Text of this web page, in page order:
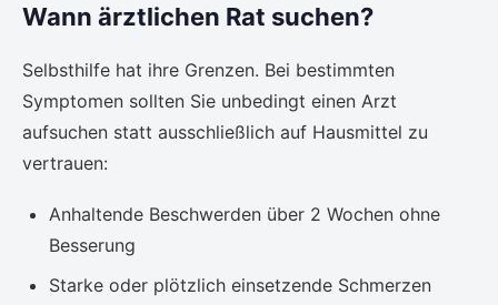
Wann ärztlichen Rat suchen?
Selbsthilfe hat ihre Grenzen. Bei bestimmten
Symptomen sollten Sie unbedingt einen Arzt
aufsuchen statt ausschließlich auf Hausmittel zu
vertrauen:
Anhaltende Beschwerden über 2 Wochen ohne
Besserung
Starke oder plötzlich einsetzende Schmerzen